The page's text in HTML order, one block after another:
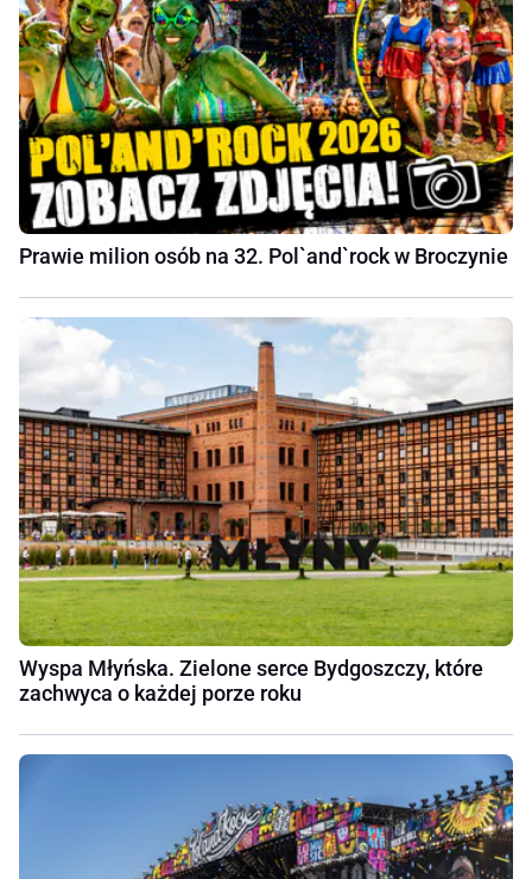
Prawie milion osób na 32. Pol`and`rock w Broczynie
Wyspa Młyńska. Zielone serce Bydgoszczy, które
zachwyca o każdej porze roku